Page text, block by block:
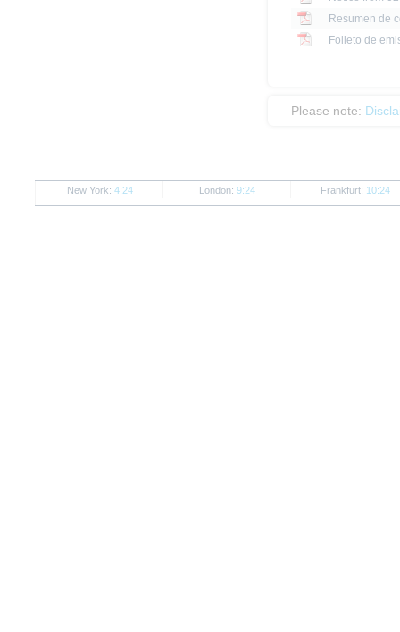
Resumen de
Folleto de
Please note:
New York: 4:24 London: 9:24 Frankfurt: 10:24